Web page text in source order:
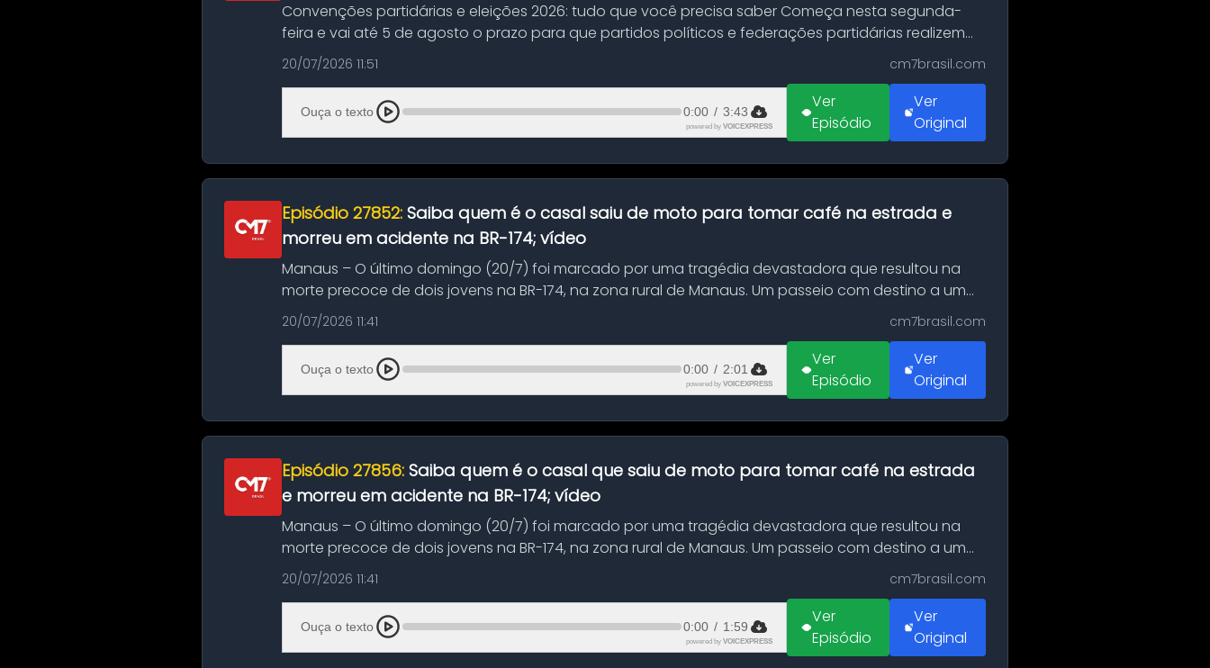
Convenções partidárias e eleições 2026: tudo que você precisa saber Começa nesta segunda-
feira e vai até 5 de agosto o prazo para que partidos políticos e federações partidárias realizem
suas convençõ...
20/07/2026 11:51 cm7brasil.com
Ouça o texto 0:00 / 3:43
powered by VOICEXPRESS
Ver
Episódio
Ver
Original
Episódio 27852: Saiba quem é o casal saiu de moto para tomar café na estrada e
morreu em acidente na BR-174; vídeo
Manaus – O último domingo (20/7) foi marcado por uma tragédia devastadora que resultou na
morte precoce de dois jovens na BR-174, na zona rural de Manaus. Um passeio com destino a um
típico café regio...
20/07/2026 11:41 cm7brasil.com
Ouça o texto 0:00 / 2:01
powered by VOICEXPRESS
Ver
Episódio
Ver
Original
Episódio 27856: Saiba quem é o casal que saiu de moto para tomar café na estrada
e morreu em acidente na BR-174; vídeo
Manaus – O último domingo (20/7) foi marcado por uma tragédia devastadora que resultou na
morte precoce de dois jovens na BR-174, na zona rural de Manaus. Um passeio com destino a um
típico café regio...
20/07/2026 11:41 cm7brasil.com
Ouça o texto 0:00 / 1:59
powered by VOICEXPRESS
Ver
Episódio
Ver
Original